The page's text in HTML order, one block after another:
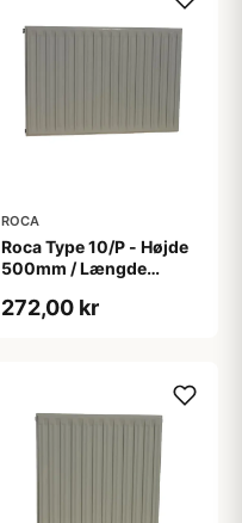
ROCA
Roca Type 10/P - Højde
500mm / Længde
272,00 kr